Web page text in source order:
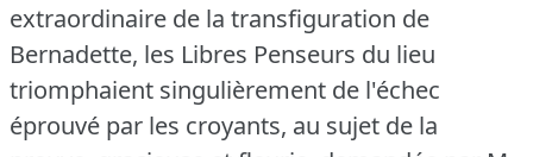
extraordinaire de la transfiguration de
Bernadette, les Libres Penseurs du lieu
triomphaient singulièrement de l'échec
éprouvé par les croyants, au sujet de la